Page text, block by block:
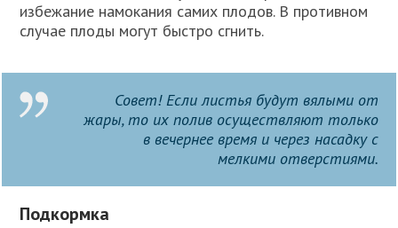
избежание намокания самих плодов. В противном
случае плоды могут быстро сгнить.
Совет! Если листья будут вялыми от
жары, то их полив осуществляют только
в вечернее время и через насадку с
мелкими отверстиями.
Подкормка